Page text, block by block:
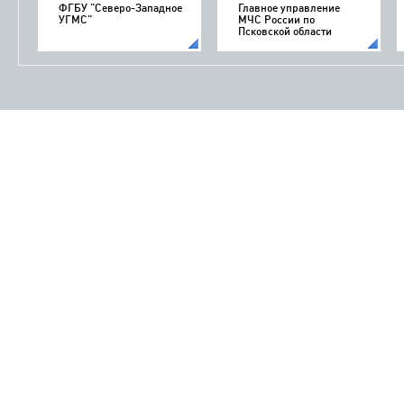
ФГБУ "Северо-Западное
УГМС"
Главное управление
МЧС России по
Псковской области